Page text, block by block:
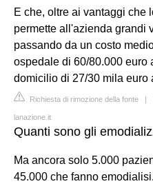
E che, oltre ai vantaggi che
permette all'azienda grandi
passando da un costo
ospedale di 60/80.000 euro
domicilio di 27/30 mila euro
Richiesta di rimozione della fonte |
lanazione.it
Quanti sono gli
Ma ancora solo 5.000
45.000 che fanno